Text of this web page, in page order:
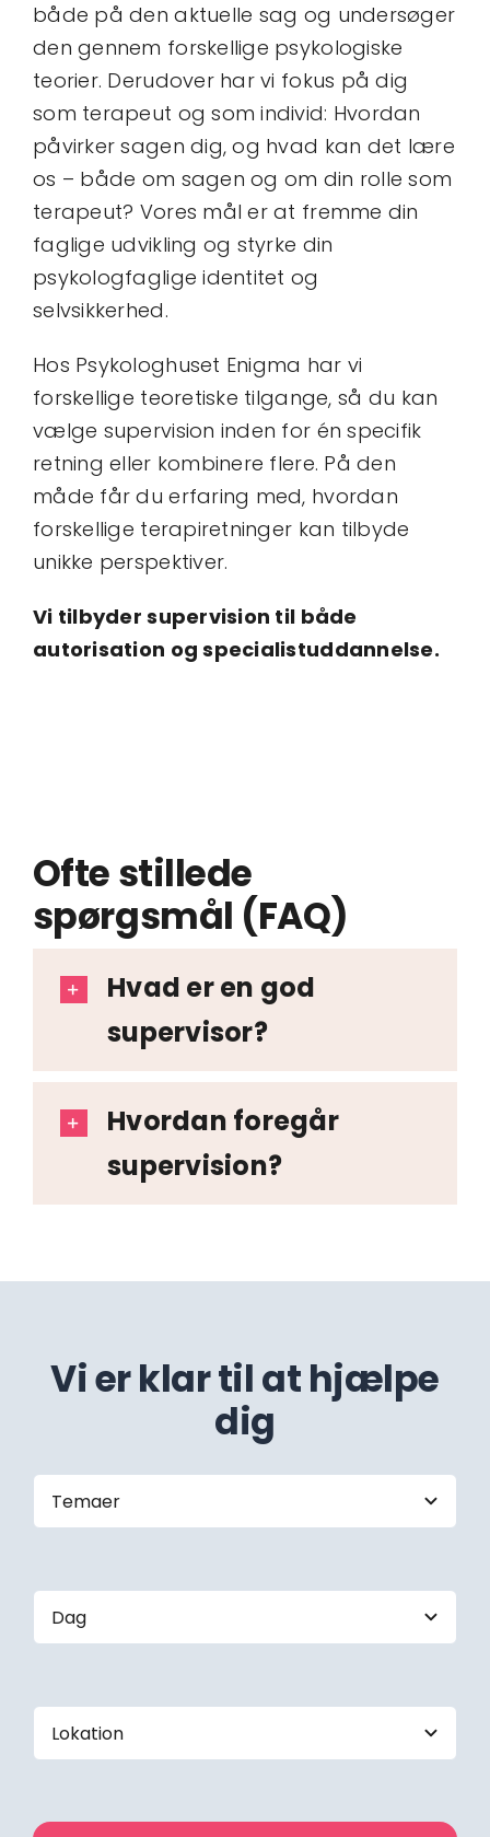
både på den aktuelle sag og undersøger
den gennem forskellige psykologiske
teorier. Derudover har vi fokus på dig
som terapeut og som individ: Hvordan
påvirker sagen dig, og hvad kan det lære
os – både om sagen og om din rolle som
terapeut? Vores mål er at fremme din
faglige udvikling og styrke din
psykologfaglige identitet og
selvsikkerhed.
Hos Psykologhuset Enigma har vi
forskellige teoretiske tilgange, så du kan
vælge supervision inden for én specifik
retning eller kombinere flere. På den
måde får du erfaring med, hvordan
forskellige terapiretninger kan tilbyde
unikke perspektiver.
Vi tilbyder supervision til både
autorisation og specialistuddannelse.
Ofte stillede
spørgsmål (FAQ)
Hvad er en god
supervisor?
Hvordan foregår
supervision?
Vi er klar til at hjælpe
dig